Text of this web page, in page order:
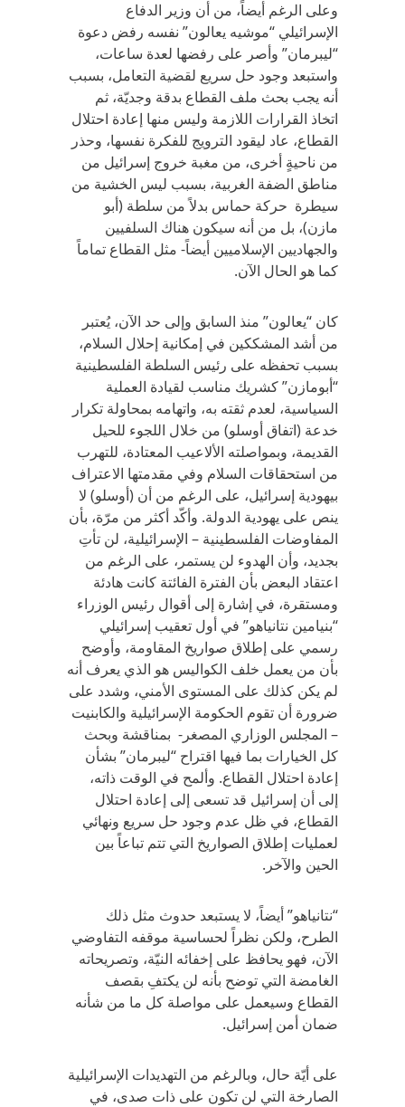
وعلى الرغم أيضاً، من أن وزير الدفاع
الإسرائيلي “موشيه يعالون” نفسه رفض دعوة
“ليبرمان” وأصر على رفضها لعدة ساعات،
واستبعد وجود حل سريع لقضية التعامل، بسبب
أنه يجب بحث ملف القطاع بدقة وجديّة، ثم
اتخاذ القرارات اللازمة وليس منها إعادة احتلال
القطاع، عاد ليقود الترويج للفكرة نفسها، وحذر
من ناحيةٍ أخرى، من مغبة خروج إسرائيل من
مناطق الضفة الغربية، بسبب ليس الخشية من
سيطرة حركة حماس بدلاً من سلطة (أبو
مازن)، بل من أنه سيكون هناك السلفيين
والجهاديين الإسلاميين أيضاً- مثل القطاع تماماً
كما هو الحال الآن.
كان “يعالون” منذ السابق وإلى حد الآن، يُعتبر
من أشد المشككين في إمكانية إحلال السلام،
بسبب تحفظه على رئيس السلطة الفلسطينية
“أبومازن” كشريك مناسب لقيادة العملية
السياسية، لعدم ثقته به، واتهامه بمحاولة تكرار
خدعة (اتفاق أوسلو) من خلال اللجوء للحيل
القديمة، وبمواصلته الألاعيب المعتادة، للتهرب
من استحقاقات السلام وفي مقدمتها الاعتراف
بيهودية إسرائيل، على الرغم من أن (أوسلو) لا
ينص على يهودية الدولة. وأكّد أكثر من مرّة، بأن
المفاوضات الفلسطينية – الإسرائيلية، لن تأتِ
بجديد، وأن الهدوء لن يستمر، على الرغم من
اعتقاد البعض بأن الفترة الفائتة كانت هادئة
ومستقرة، في إشارة إلى أقوال رئيس الوزراء
“بنيامين نتانياهو” في أول تعقيب إسرائيلي
رسمي على إطلاق صواريخ المقاومة، وأوضح
بأن من يعمل خلف الكواليس هو الذي يعرف أنه
لم يكن كذلك على المستوى الأمني، وشدد على
ضرورة أن تقوم الحكومة الإسرائيلية والكابنيت
– المجلس الوزاري المصغر- بمناقشة وبحث
كل الخيارات بما فيها اقتراح “ليبرمان” بشأن
إعادة احتلال القطاع. وألمح في الوقت ذاته،
إلى أن إسرائيل قد تسعى إلى إعادة احتلال
القطاع، في ظل عدم وجود حل سريع ونهائي
لعمليات إطلاق الصواريخ التي تتم تباعاً بين
الحين والآخر.
“نتانياهو” أيضاً، لا يستبعد حدوث مثل ذلك
الطرح، ولكن نظراً لحساسية موقفه التفاوضي
الآن، فهو يحافظ على إخفائه النيّة، وتصريحاته
الغامضة التي توضح بأنه لن يكتفِ بقصف
القطاع وسيعمل على مواصلة كل ما من شأنه
ضمان أمن إسرائيل.
على أيّة حال، وبالرغم من التهديدات الإسرائيلية
الصارخة التي لن تكون على ذات صدى، في